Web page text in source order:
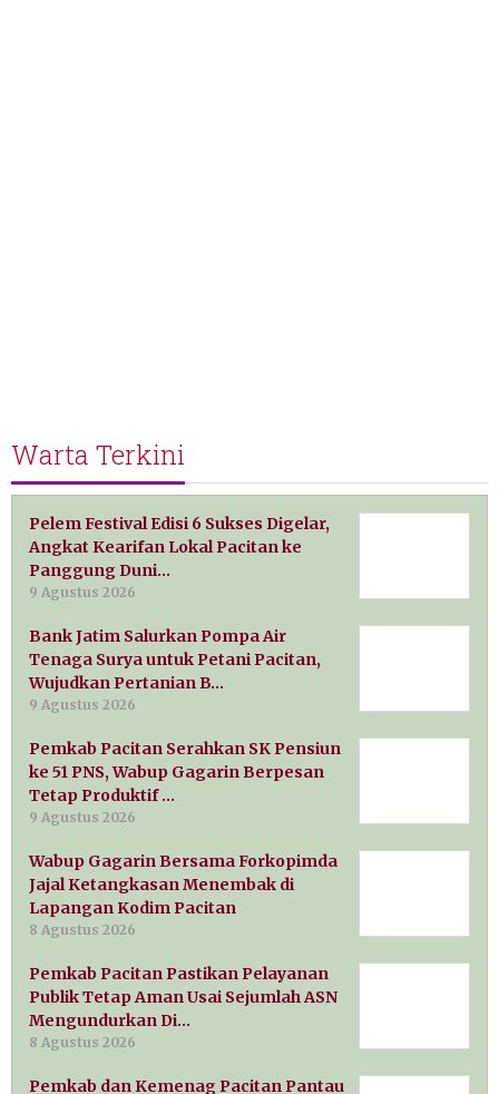
Warta Terkini
Pelem Festival Edisi 6 Sukses Digelar,
Angkat Kearifan Lokal Pacitan ke
Panggung Duni…
9 Agustus 2026
Bank Jatim Salurkan Pompa Air
Tenaga Surya untuk Petani Pacitan,
Wujudkan Pertanian B…
9 Agustus 2026
Pemkab Pacitan Serahkan SK Pensiun
ke 51 PNS, Wabup Gagarin Berpesan
Tetap Produktif …
9 Agustus 2026
Wabup Gagarin Bersama Forkopimda
Jajal Ketangkasan Menembak di
Lapangan Kodim Pacitan
8 Agustus 2026
Pemkab Pacitan Pastikan Pelayanan
Publik Tetap Aman Usai Sejumlah ASN
Mengundurkan Di…
8 Agustus 2026
Pemkab dan Kemenag Pacitan Pantau